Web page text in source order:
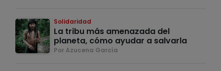
Solidaridad
La tribu más amenazada del
planeta, cómo ayudar a salvarla
Por Azucena García